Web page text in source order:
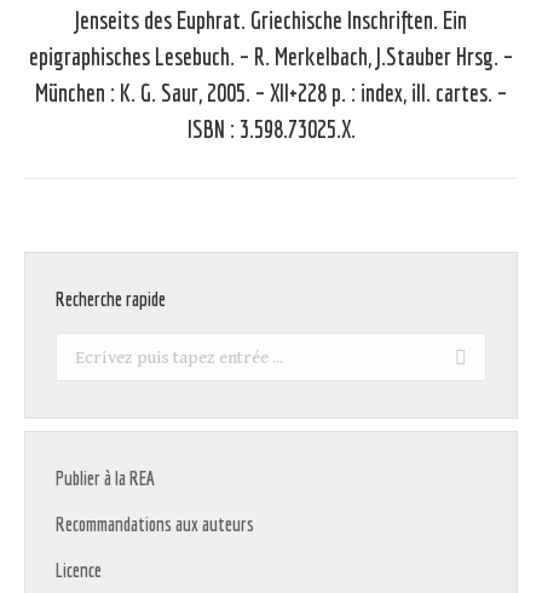
Article
suivant
:
Jenseits des Euphrat. Griechische Inschriften. Ein
epigraphisches Lesebuch. – R. Merkelbach, J.Stauber Hrsg. –
München : K. G. Saur, 2005. – XII+228 p. : index, ill. cartes. –
ISBN : 3.598.73025.X.
Recherche rapide
Recherche
Publier à la REA
Recommandations aux auteurs
Licence